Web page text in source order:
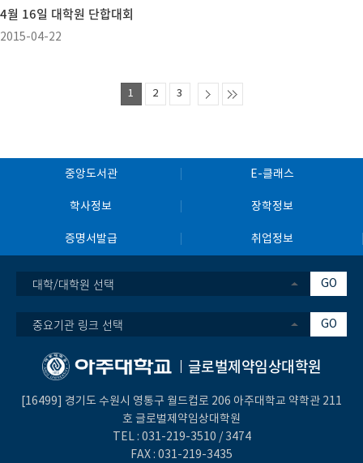
4월 16일 대학원 단합대회
2015-04-22
1 2 3
중앙도서관 E-클래스
학사정보 장학정보
증명서발급 취업정보
대학/대학원 선택 GO
중요기관 링크 선택 GO
글로벌제약임상대학원
[16499] 경기도 수원시 영통구 월드컵로 206 아주대학교 약학관 211
호 글로벌제약임상대학원
TEL : 031-219-3510 /3474
FAX : 031-219-3435